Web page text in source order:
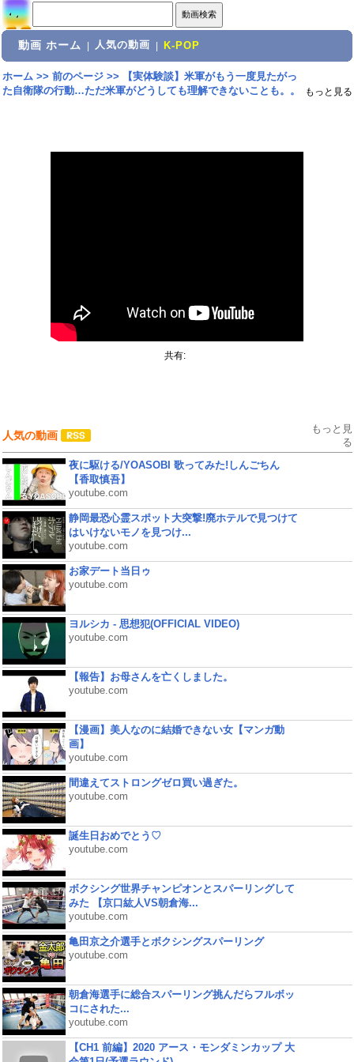
動画 ホーム 人気の動画 K-POP
ホーム>> 前のページ>>
【実体験談】米軍がもう一度見たがっ
た自衛隊の行動…ただ米軍がどうしても理解できないことも。。
もっと見る
共有:
人気の動画
もっと見
る
夜に駆ける/YOASOBI 歌ってみた!しんごちん
【香取慎吾】
youtube.com
静岡最恐心霊スポット大突撃!廃ホテルで見つけて
はいけないモノを見つけ...
youtube.com
お家デート当日ゥ
youtube.com
ヨルシカ - 思想犯(OFFICIAL VIDEO)
youtube.com
【報告】お母さんを亡くしました。
youtube.com
【漫画】美人なのに結婚できない女【マンガ動
画】
youtube.com
間違えてストロングゼロ買い過ぎた。
youtube.com
誕生日おめでとう♡
youtube.com
ボクシング世界チャンピオンとスパーリングして
みた 【京口紘人VS朝倉海...
youtube.com
亀田京之介選手とボクシングスパーリング
youtube.com
朝倉海選手に総合スパーリング挑んだらフルボッ
コにされた...
youtube.com
【CH1 前編】2020 アース・モンダミンカップ 大